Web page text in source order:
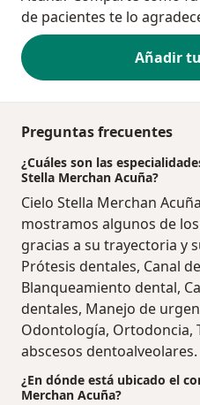
de pacientes te lo
Añadir
Preguntas frecuentes
¿Cuáles son las
Stella Merchan Acuña?
Cielo Stella Merchan
mostramos algunos de
gracias a su trayectoria y
Prótesis dentales, Canal
Blanqueamiento dental,
dentales, Manejo de
Odontología, Ortodoncia,
abscesos dentoalveolares.
¿En dónde está ubicado el
Merchan Acuña?